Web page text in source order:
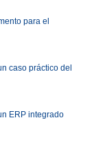
para el
caso práctico del
ERP integrado